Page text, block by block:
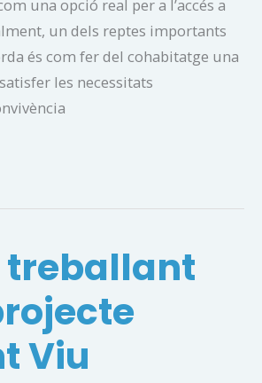
una opció real per a l’accés a
un dels reptes importants
és com fer del cohabitatge una
les necessitats
treballant
Viu